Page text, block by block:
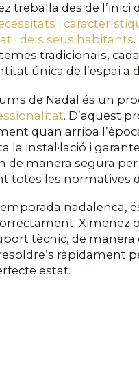
treballa des de l’inici
i
i dels seus habitants
tradicionals,
única de l’espai a
de Nadal és un
. D’aquest
quan arriba
la instal·lació i
de manera segura
totes les normatives
nadalenca,
Ximenez
tècnic, de manera
ràpidament
estat.